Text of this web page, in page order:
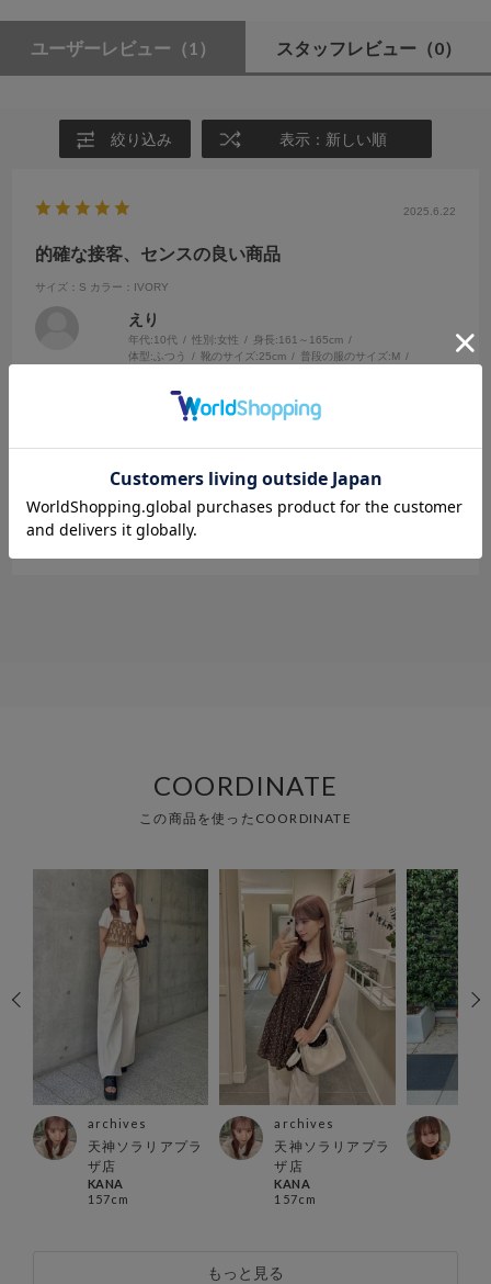
ユーザーレビュー （1） スタッフレビュー （0）
絞り込み 表示：新しい順
2025.6.22
的確な接客、センスの良い商品
サイズ：S カラー：IVORY
えり
年代:10代 性別:女性 身長:161～165cm
体型: ふつう 靴のサイズ:25cm 普段の服のサイズ:M
ーズに買い物ができました！可愛くて気に入っているようです。色合
わせやアレンジの仕方も教えてくれてよかったです。また買いに来ま
す！
COORDINATE
この商品を使ったCOORDINATE
archives
天神ソラリアプラ
ザ店
KANA
157cm
archives
天神ソラリアプラ
ザ店
KANA
157cm
もっと見る